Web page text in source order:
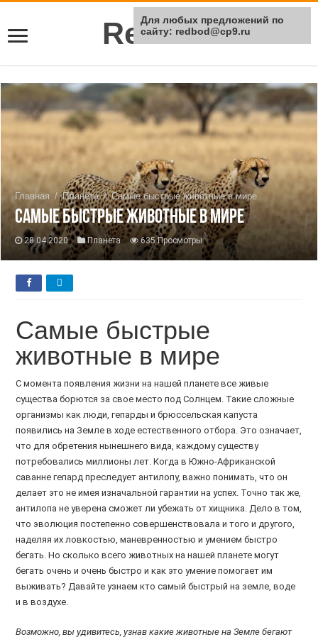
Rei Red
Главная / Планета / Самые быстрые животные в мире
Самые быстрые животные в мире
28.04.2020 Планета 635 Просмотры
Самые быстрые
животные в мире
С момента появления жизни на нашей планете все живые
существа борются за свое место под Солнцем. Такие сложные
организмы как люди, гепарды и брюссельская капуста
появились на Земле в ходе естественного отбора. Это означает,
что для обретения нынешнего вида, каждому существу
потребовались миллионы лет. Когда в Южно-Африканской
саванне гепард преследует антилопу, важно понимать, что он
делает это не имея изначальной гарантии на успех. Точно так же,
антилопа не уверена сможет ли убежать от хищника. Дело в том,
что эволюция постепенно совершенствовала и того и другого,
наделяя их ловкостью, маневренностью и умением быстро
бегать. Но сколько всего животных на нашей планете могут
бегать очень и очень быстро и как это умение помогает им
выживать? Давайте узнаем кто самый быстрый на земле, воде
и в воздухе.
Возможно, вы удивитесь, узнав какие животные на Земле бегают
Для любых предложений по
сайту: redbod@cp9.ru